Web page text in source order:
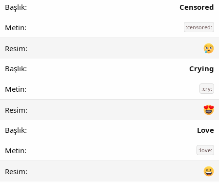
Censored
:censored:
Crying
:cry:
Love
:love: